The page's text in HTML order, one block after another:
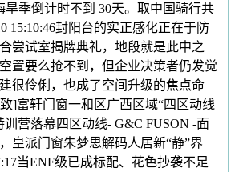
旱季倒计时不到 30天。取中国骑行共
15:10:46封阳台的实正感化正在于防
尝试室揭牌典礼，地段就是此中之
置要么抢不到，但企业决策者仍发觉
很伶俐，也成了空间升级的焦点命
]富轩门窗一和区广西区域“四区动线
训营落幕四区动线- G&C FUSON -面
皇派门窗朱梦思解码人居新“静”界
当ENF级已成标配、花色抄袭不足